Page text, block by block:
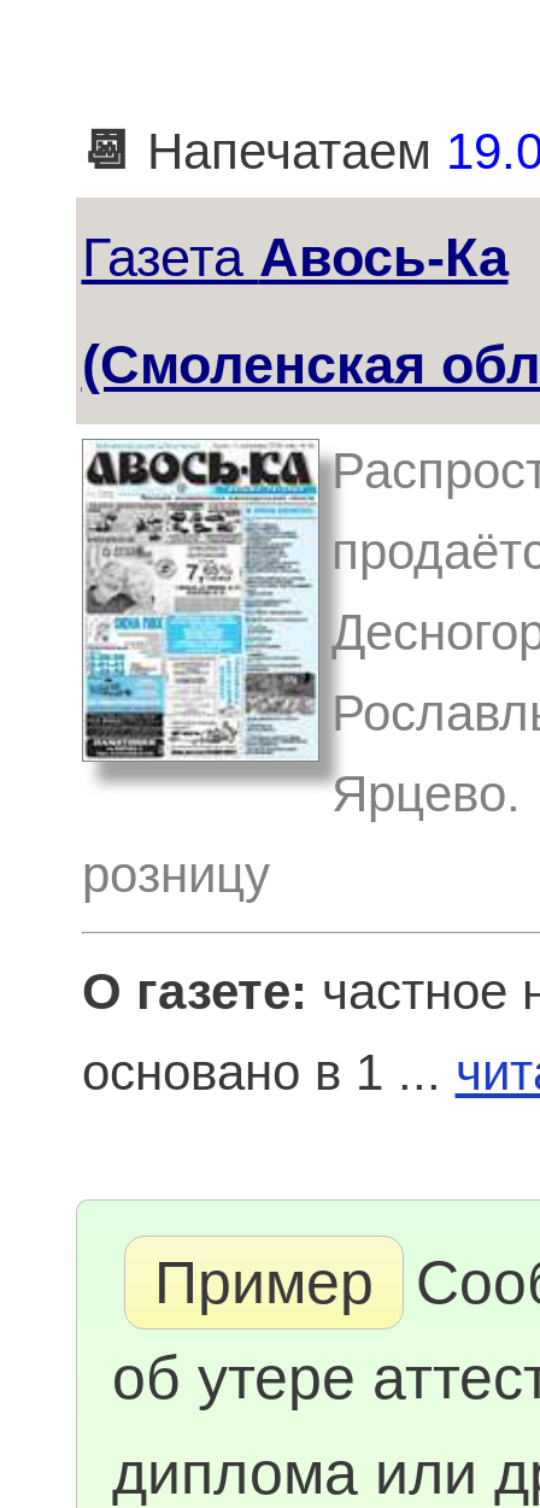
📆 Напечатаем
Газета Авось-Ка
(Смоленская
Ярцево.
розницу
О газете: частное
основано в 1 ...
Пример
об утере
диплома или